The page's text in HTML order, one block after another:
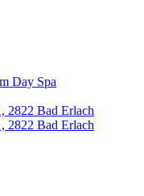
Day Spa
2822 Bad Erlach
2822 Bad Erlach